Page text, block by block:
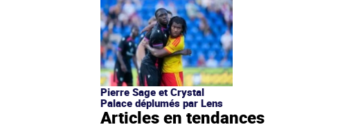
Pierre Sage et Crystal
Palace déplumés par Lens
Articles en tendances